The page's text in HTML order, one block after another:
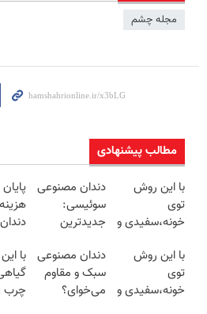
مجله چشم
مطالب پیشنهادی
با این روش
توی
خونه،سفیدی و
برگردون(40%off)
دندان مصنوعی
سوئیسی:
جدیدترین
سبک و مقاوم |
پرداخت قسطی
با این روش
توی
خونه،سفیدی و
دندان مصنوعی
سبک و مقاوم
می‌خوای؟
با
چرب